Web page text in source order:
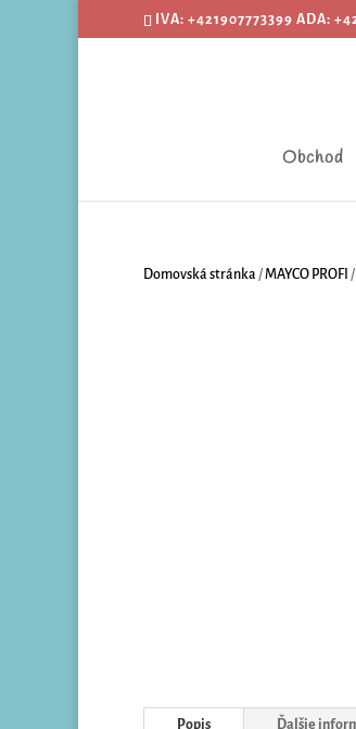
IVA: +421907773399 ADA:
Obchod
Domovská stránka /MAYCO PROFI
Popis Ďalšie